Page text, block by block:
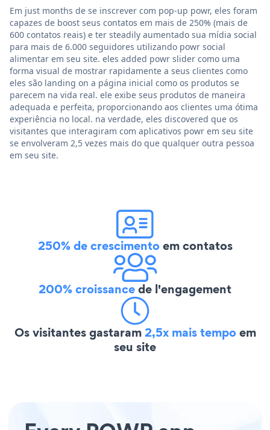
Em just months de se inscrever com pop-up powr, eles foram
capazes de boost seus contatos em mais de 250% (mais de
600 contatos reais) e ter steadily aumentado sua mídia social
para mais de 6.000 seguidores utilizando powr social
alimentar em seu site. eles added powr slider como uma
forma visual de mostrar rapidamente a seus clientes como
eles são landing on a página inicial como os produtos se
parecem na vida real. ele exibe seus produtos de maneira
adequada e perfeita, proporcionando aos clientes uma ótima
experiência no local. na verdade, eles discovered que os
visitantes que interagiram com aplicativos powr em seu site
se envolveram 2,5 vezes mais do que qualquer outra pessoa
em seu site.
250% de crescimentoem contatos
200% croissancede l'engagement
Os visitantes gastaram2,5x mais tempoem
seu site